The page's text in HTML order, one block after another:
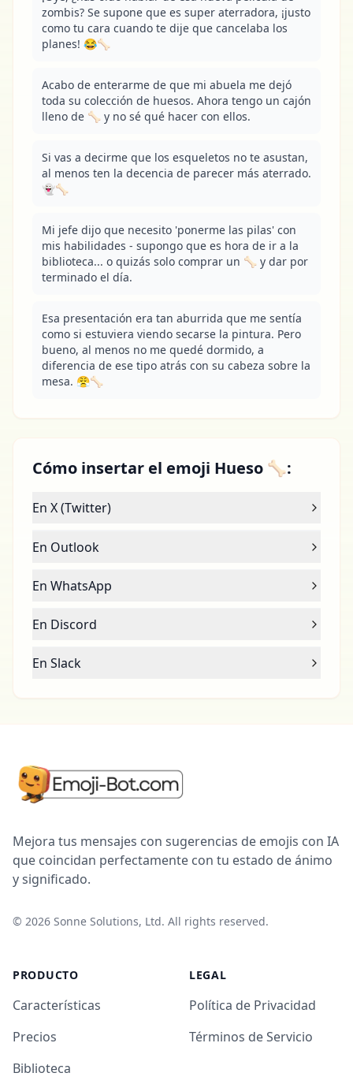
zombis? Se supone que es super aterradora, ¡justo
como tu cara cuando te dije que cancelaba los
planes! 😂🦴
Acabo de enterarme de que mi abuela me dejó
toda su colección de huesos. Ahora tengo un cajón
lleno de 🦴 y no sé qué hacer con ellos.
Si vas a decirme que los esqueletos no te asustan,
al menos ten la decencia de parecer más aterrado.
👻🦴
Mi jefe dijo que necesito 'ponerme las pilas' con
mis habilidades - supongo que es hora de ir a la
biblioteca... o quizás solo comprar un 🦴 y dar por
terminado el día.
Esa presentación era tan aburrida que me sentía
como si estuviera viendo secarse la pintura. Pero
bueno, al menos no me quedé dormido, a
diferencia de ese tipo atrás con su cabeza sobre la
mesa. 😤🦴
Cómo insertar el emoji Hueso 🦴:
En X (Twitter)
En Outlook
En WhatsApp
En Discord
En Slack
Mejora tus mensajes con sugerencias de emojis con IA
que coincidan perfectamente con tu estado de ánimo
y significado.
© 2026 Sonne Solutions, Ltd. All rights reserved.
PRODUCTO
Características
Precios
Biblioteca
LEGAL
Política de Privacidad
Términos de Servicio